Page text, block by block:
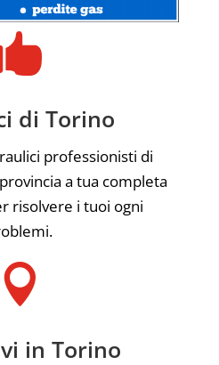
di Torino
professionisti di
a tua completa
risolvere i tuoi ogni

in Torino